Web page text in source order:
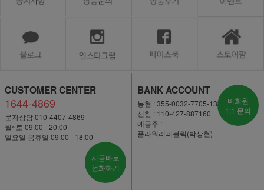
CUSTOMER CENTER
1644-4869
문자상담 010-4407-4869
월~토 09:00 - 20:00
일요일·공휴일 09:00 - 18:00
지금바로
전화하기
BANK ACCOUNT
농협 : 355-0032-7705-13
신한 : 110-427-887160
예금주 :
플라워리퍼블릭(박상현)
비회원
1:1 문의